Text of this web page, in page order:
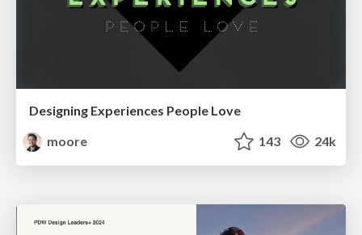
Designing Experiences People Love
moore
143 24k